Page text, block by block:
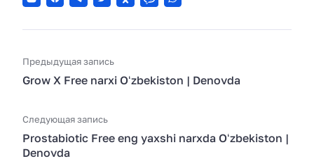
Предыдущая запись
Grow X Free narxi Oʻzbekiston | Denovda
Следующая запись
Prostabiotic Free eng yaxshi narxda Oʻzbekiston |
Denovda